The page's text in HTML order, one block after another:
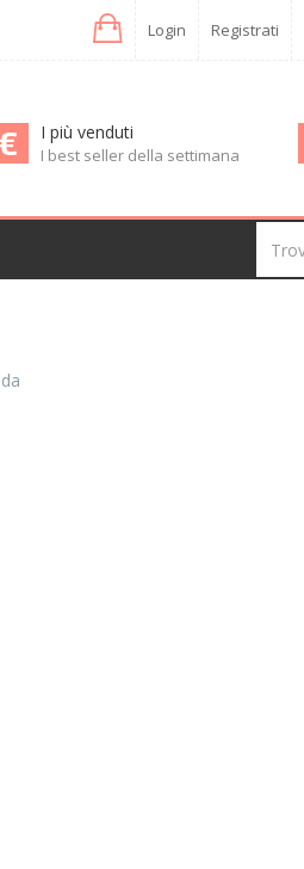
Login Registrati
I più venduti
I best seller della settimana